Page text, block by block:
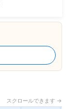
スクロールできます →